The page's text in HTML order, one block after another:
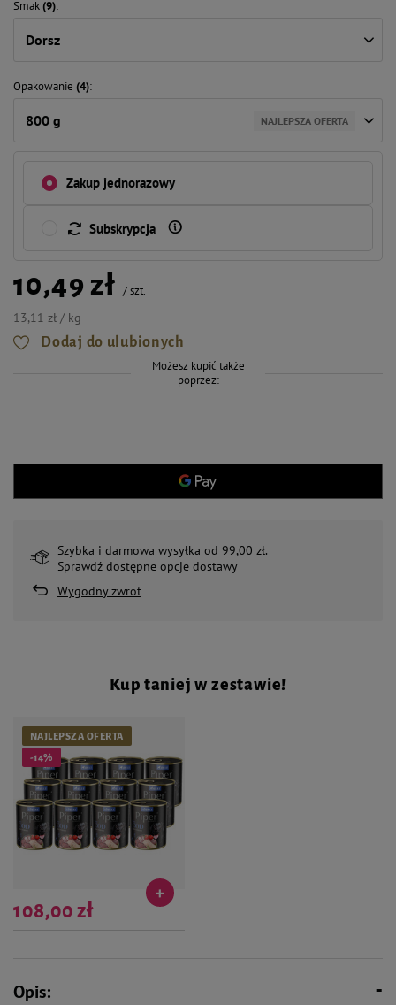
Smak(9)
Dorsz
Opakowanie (4)
800 g NAJLEPSZA OFERTA
Zakup jednorazowy
Subskrypcja
10,49 zł /szt.
13,11 zł / kg
Dodaj do ulubionych
Możesz kupić także
poprzez:
Szybka i darmowa wysyłka od 99,00 zł.
Sprawdź dostępne opcje dostawy
Wygodny zwrot
Kup taniej w zestawie!
NAJLEPSZA OFERTA
-14%
Cena regularna:
108,00 zł
Opis: